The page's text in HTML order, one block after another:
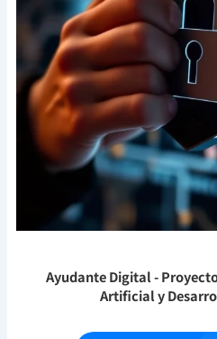
Ayudante Digital-
Artificial y